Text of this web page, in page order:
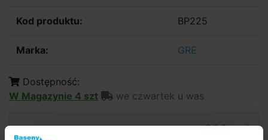
Kod produktu: BP225
Marka: GRE
Dostępność:
W Magazynie 4 szt
we czwartek u was
880,- zł